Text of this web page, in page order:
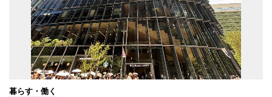
暮らす・働く